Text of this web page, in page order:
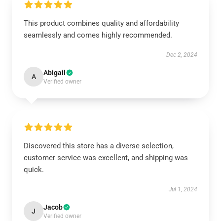
This product combines quality and affordability
seamlessly and comes highly recommended.
Dec 2, 2024
A Abigail
Verified owner
Discovered this store has a diverse selection,
customer service was excellent, and shipping was
quick.
Jul 1, 2024
J Jacob
Verified owner